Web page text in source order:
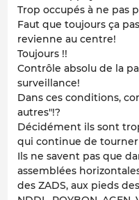
Trop occupés à ne pas
Faut que toujours ça
revienne au centre!
Toujours !!
Contrôle absolu de la
surveillance!
Dans ces conditions,
autres"!?
Décidément ils sont
qui continue de tourner
Ils ne savent pas que
assemblées
des ZADS, aux pieds